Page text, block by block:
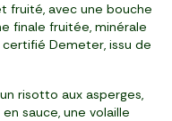
fruité, avec une bouche
finale fruitée, minérale
Demeter, issu de
risotto aux asperges,
sauce, une volaille